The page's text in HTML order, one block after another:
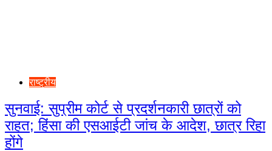
राष्ट्रीय
सुनवाई: सुप्रीम कोर्ट से प्रदर्शनकारी छात्रों को
राहत; हिंसा की एसआईटी जांच के आदेश, छात्र रिहा
होंगे